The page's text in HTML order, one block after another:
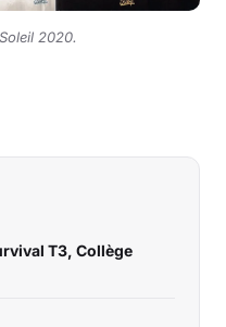
Soleil 2020.
T3, Collège